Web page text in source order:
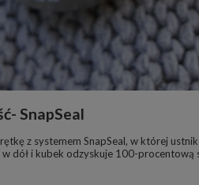
SnapSeal
z systemem SnapSeal, w której
dół i kubek odzyskuje 100-procentową